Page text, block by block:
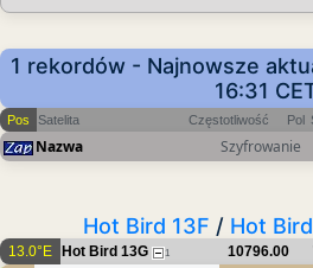
1 rekordów - Najnowsze
16:31
Pos Satelita Częstotliwość Pol
Nazwa Szyfrowanie
Hot Bird 13F / Hot
13.0°E Hot Bird 13G 1 10796.00